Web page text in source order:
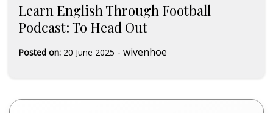
Learn English Through Football
Podcast: To Head Out
Posted on: 20 June 2025 - wivenhoe